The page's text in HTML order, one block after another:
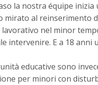
la nostra équipe inizia
mirato al reinserimento
nel minor
intervenire. E a 18 anni
educative sono
per minori con